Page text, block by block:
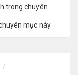
trong chuyên
mục này.